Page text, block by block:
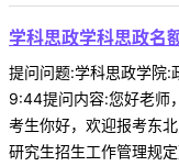
学科思政学科思政名
提问问题:学科思政学
9:44提问内容:您好老师
考生你好，欢迎报考东
研究生招生工作管理规